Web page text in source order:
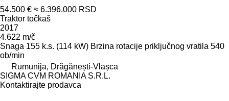
54.500 € ≈ 6.396.000 RSD
Traktor točkaš
2017
4.622 m/č
Snaga 155 k.s. (114 kW) Brzina rotacije priključnog vratila 540
ob/min
Rumunija, Drăgănești-Vlașca
SIGMA CVM ROMANIA S.R.L.
Kontaktirajte prodavca